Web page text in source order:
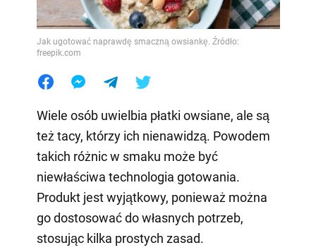
Jak ugotować naprawdę smaczną owsiankę. Źródło:
freepik.com
Wiele osób uwielbia płatki owsiane, ale są
też tacy, którzy ich nienawidzą. Powodem
takich różnic w smaku może być
niewłaściwa technologia gotowania.
Produkt jest wyjątkowy, ponieważ można
go dostosować do własnych potrzeb,
stosując kilka prostych zasad.